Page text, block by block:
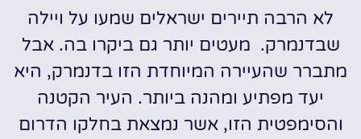
לא הרבה תיירים ישראלים שמעו על ויילה
שבדנמרק. מעטים יותר גם ביקרו בה. אבל
מתברר שהעיירה המיוחדת הזו בדנמרק, היא
יעד מפתיע ומהנה ביותר. העיר הקטנה
והסימפטית הזו, אשר נמצאת בחלקו הדרום